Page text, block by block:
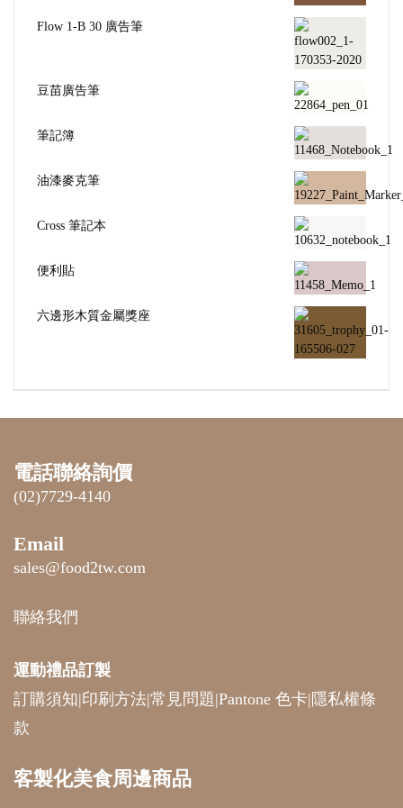
Flow 1-B 30 廣告筆
豆苗廣告筆
筆記簿
油漆麥克筆
Cross 筆記本
便利貼
六邊形木質金屬獎座
電話聯絡詢價
(02)7729-4140
Email
sales@food2tw.com
聯絡我們
運動禮品訂製
訂購須知|印刷方法|常見問題|Pantone 色卡|隱私權條
款
客製化美食周邊商品